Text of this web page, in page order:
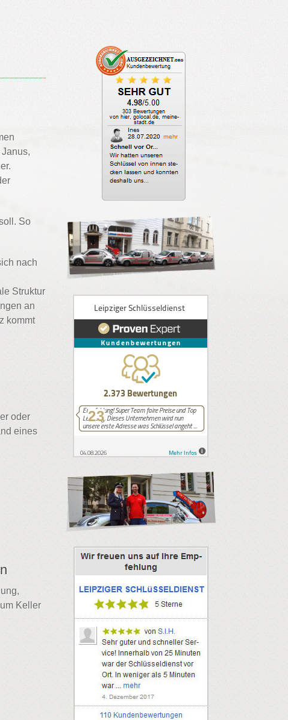
So
nach
Struktur
an
kommt
oder
eines
Keller
23